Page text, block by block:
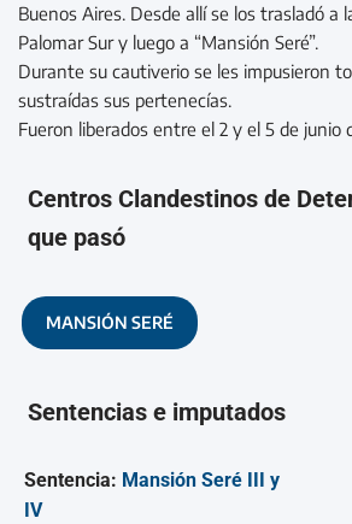
Buenos Aires. Desde allí se los trasladó a
Palomar Sur y luego a “Mansión Seré”.
Durante su cautiverio se les impusieron
sustraídas sus pertenecías.
Fueron liberados entre el 2 y el 5 de junio
Centros Clandestinos de
que pasó
MANSIÓN SERÉ
Sentencias e imputados
Sentencia: Mansión Seré III y
IV